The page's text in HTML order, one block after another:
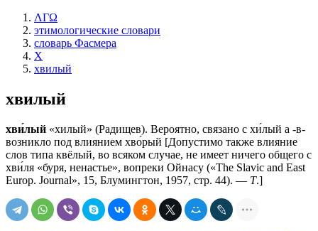
ΛΓΩ
этимологические словари
словарь Фасмера
Х
хвилый
хвилый
хви́лый «хилый» (Радищев). Вероятно, связано с хи́лый а -в-
возникло под влиянием хво́рый [Допустимо также влияние
слов типа квёлый, во всяком случае, не имеет ничего общего с
хви́ля «буря, ненастье», вопреки Ойнасу («Тhе Slavic аnd Еаst
Еurор. Journal», 15, Блумингтон, 1957, стр. 44). — Т.]